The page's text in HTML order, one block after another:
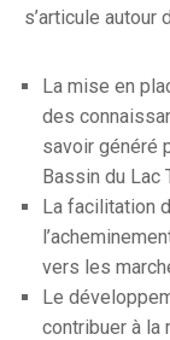
s’articule autour
La mise en
des
savoir généré
Bassin du Lac
La facilitation
vers les
Le
contribuer à la